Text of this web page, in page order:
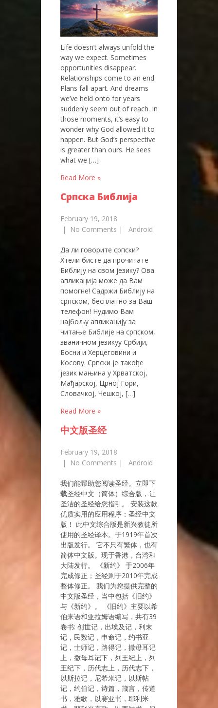
Life doesn’t always unfold the
way we expect. Sometimes
opportunities disappear.
Relationships come to an end.
Plans fall apart. And dreams
we’ve held onto for years
suddenly seem out of reach. In
those moments, it’s easy to
wonder why God allowed it to
happen. But God’s perspective
is greater than ours. He sees
what we […]
Read More »
Српска Библија
February 19, 2018
|
No Comments | Android
Да ли говорите српски?
Хтели бисте да прочитате
Библију на свом језику? Ова
апликација може да Вам
помогне! Садржи Библију на
српском, бесплатно за Ваш
телефон! Нудимо Вам
најбољу апликацију за
читање Библије на српском,
званичном језикуу Србији,
Босни и Херцеговини и
Косову. Српски је такође
језик мањина у Хрватској,
Мађарској, Црној Гори,
Словачкој, Чешкој, […]
Read More »
中文版圣经
February 19, 2018
|
No Comments | Android
我们能帮助您阅读圣经。立即下
载圣经中文（简体）综合版，让
圣洁的圣经给您指引。 安装这款
优质实用的应用程序：圣经中文
版！ 此中文综合版是新兴教徒所
使用的圣经译本。于1919年首次
出版发行。 它不只有繁体，也有
简体中文版。现于香港，台湾和
大陆发行。 《新约》 于2006年
完成修正；圣经则于2010年完成
整体修正。 我们为您提供完整的
中文版圣经，当中包括《旧约》
与《新约》。 《旧约》主要以希
伯来语和亚拉姆语编写，共有39
卷书: 创世记，出埃及记，利末
记，民数记，申命记，约书亚
记，士师记，路得记，撒母耳记
上，撒母耳记下，列王纪上，列
王纪下，历代志上，历代志下，
以斯拉记，尼希米记，以斯帖
记，约伯记，诗篇，箴言，传道
书，雅歌，以赛亚书，耶利米